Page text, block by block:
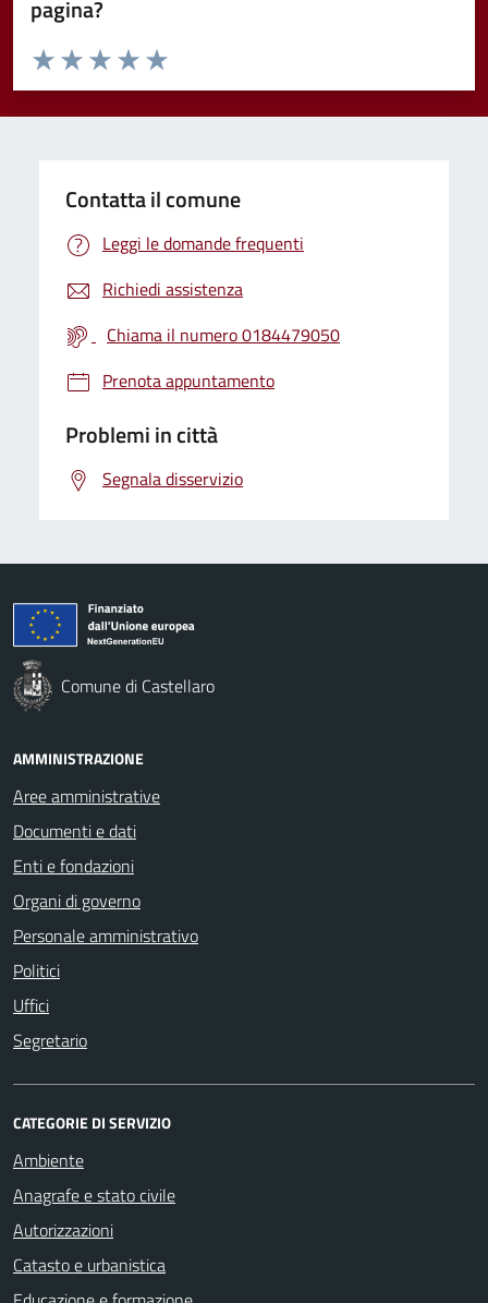
pagina?
Valuta da 1 a 5 stelle la pagina
Valuta 5 stelle su 5
Valuta 4 stelle su 5
Valuta 3 stelle su 5
Valuta 2 stelle su 5
Valuta 1 stelle su 5
Contatta il comune
Leggi le domande frequenti
Richiedi assistenza
Chiama il numero 0184479050
Prenota appuntamento
Problemi in città
Segnala disservizio
Comune di Castellaro
AMMINISTRAZIONE
Aree amministrative
Documenti e dati
Enti e fondazioni
Organi di governo
Personale amministrativo
Politici
Uffici
Segretario
CATEGORIE DI SERVIZIO
Ambiente
Anagrafe e stato civile
Autorizzazioni
Catasto e urbanistica